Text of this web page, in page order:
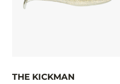
THE KICKMAN